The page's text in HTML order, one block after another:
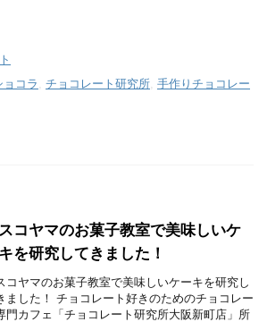
ョコラ チョコレート研究所 手作りチョコレー
コヤマのお菓子教室で美味しいケ
を研究してきました！
コヤマのお菓子教室で美味しいケーキを研究し
ました！ チョコレート好きのためのチョコレー
門カフェ「チョコレート研究所大阪新町店」所